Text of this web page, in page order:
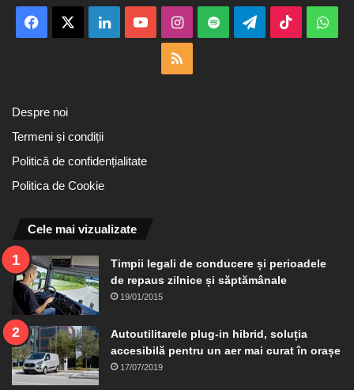
Facebook LinkedInYouTubeInstagram
Spotify TelegramTikTok
Despre noi
Termeni și condiții
Politică de confidențialitate
Politica de Cookie
Cele mai vizualizate
Timpii legali de conducere și perioadele
de repaus zilnice și săptămânale
19/01/2015
Autoutilitarele plug-in hibrid, soluția
accesibilă pentru un aer mai curat în orașe
17/07/2019